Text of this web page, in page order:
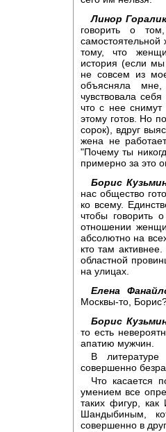
Линор
говорить о
тому, что
история (если
не совсем из
объясняла
чувствовала
что с нее
этому готов. Но
сорок), вдруг
жена не
"Почему ты
примерно за это
Борис
нас общество
ко всему.
чтобы говорить
отношении
абсолютно на
кто там
областной
на улицах.
Елена
Москвы-то,
Борис
то есть
апатию мужчин.
В
совершенно
Что касается
умением все
таких фигур,
Шандыбиным,
совершенно в